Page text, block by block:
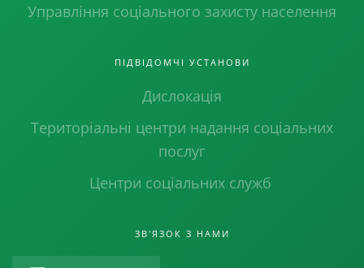
Управління соціального захисту населення
ПІДВІДОМЧІ УСТАНОВИ
Дислокація
Територіальні центри надання соціальних
послуг
Центри соціальних служб
ЗВ'ЯЗОК З НАМИ